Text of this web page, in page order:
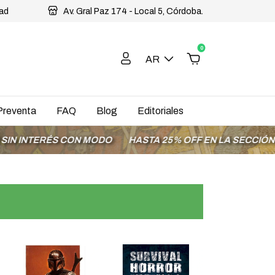
Av. Gral Paz 174 - Local 5, Córdoba.
AR
0
FAQ Blog Editoriales
CON MODO HASTA 25% OFF EN LA SECCIÓN